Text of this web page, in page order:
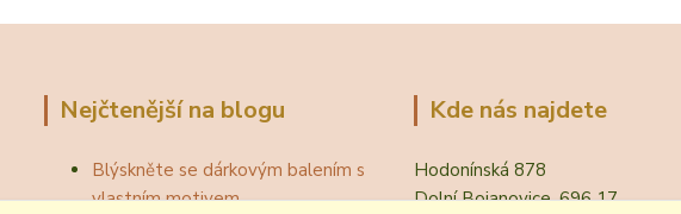
Nejčtenější na blogu
Blýskněte se dárkovým balením s
vlastním motivem
Kde nás najdete
Hodonínská 878
Dolní Bojanovice, 696 17